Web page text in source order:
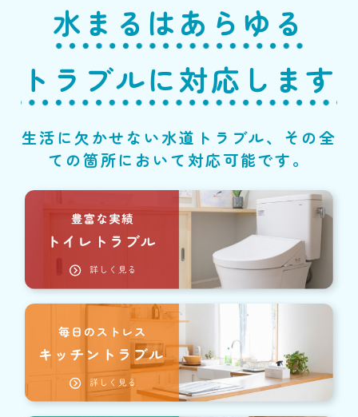
水まるはあらゆる
トラブルに対応します
生活に欠かせない水道トラブル、その全
ての箇所において対応可能です。